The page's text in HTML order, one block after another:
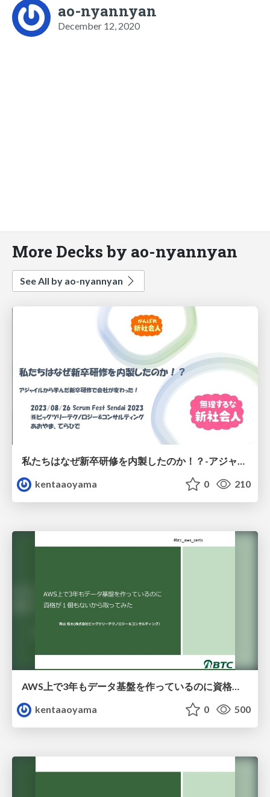
ao-nyannyan
December 12, 2020
More Decks by ao-nyannyan
See All by ao-nyannyan
私たちはなぜ新卒研修を内製したのか！？-アジャイルから学んだ新卒研修で会社が変わった！-
kentaaoyama
0 210
kentaaoyama
0 500